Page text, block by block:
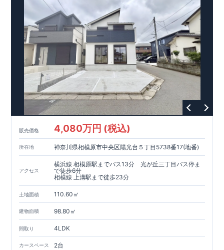
■メンテナンスフリー
現地案内予約受付中詳細やご見学など、お気軽にお問合せ下さ
い♪ 東栄住宅 本八幡営業所 TEL:0120-948-056
販売価格 4,080万円 (税込)
所在地 神奈川県相模原市中央区陽光台５丁目5738番17(地番)
アクセス
横浜線 相模原駅までバス13分 光が丘三丁目バス停ま
で徒歩6分
相模線 上溝駅まで徒歩23分
土地面積 110.60㎡
建物面積 98.80㎡
間取り 4LDK
カースペース 2台